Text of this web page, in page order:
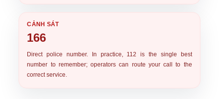
CẢNH SÁT
166
Direct police number. In practice, 112
is the single best
number to remember; operators can route your call to the
correct service.